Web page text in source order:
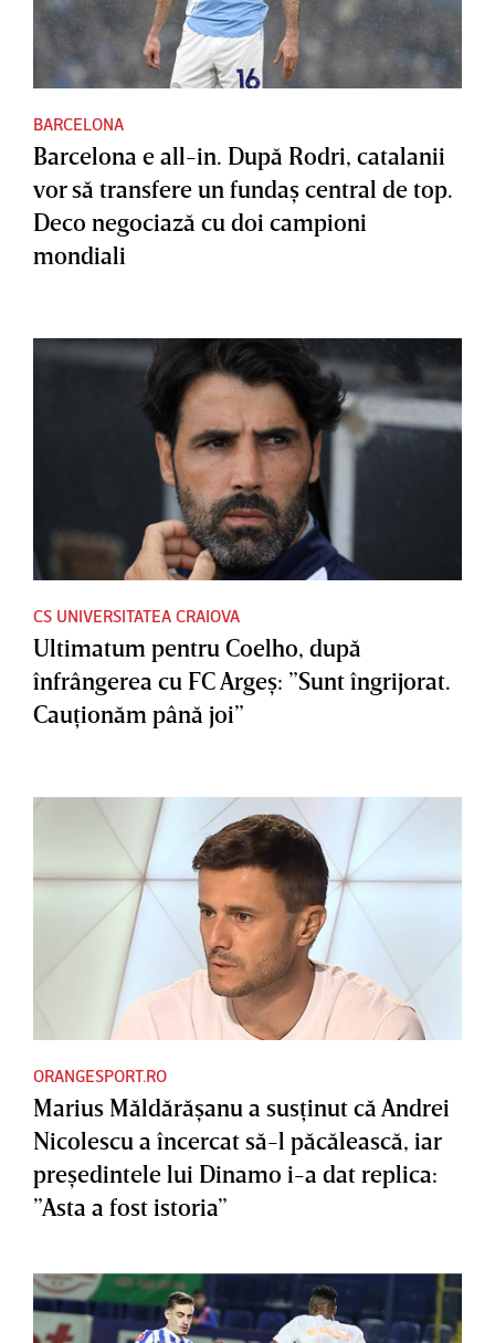
BARCELONA
Barcelona e all-in. După Rodri, catalanii
vor să transfere un fundaş central de top.
Deco negociază cu doi campioni
mondiali
CS UNIVERSITATEA CRAIOVA
Ultimatum pentru Coelho, după
înfrângerea cu FC Argeş: ”Sunt îngrijorat.
Cauţionăm până joi”
ORANGESPORT.RO
Marius Măldărăşanu a susţinut că Andrei
Nicolescu a încercat să-l păcălească, iar
preşedintele lui Dinamo i-a dat replica:
”Asta a fost istoria”